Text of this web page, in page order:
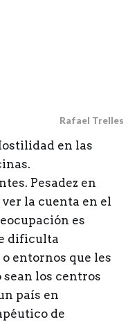
Rafael Trelles
en las
Pesadez en
la cuenta en el
es
dificulta
entornos que les
los centros
país en
de